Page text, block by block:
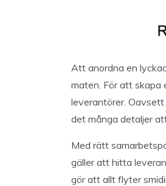
Att anordna en
maten. För att skapa
leverantörer.
det många detaljer
Med rätt
gäller att hitta
gör att allt flyter